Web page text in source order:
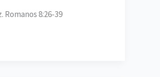
Romanos 8:26-39